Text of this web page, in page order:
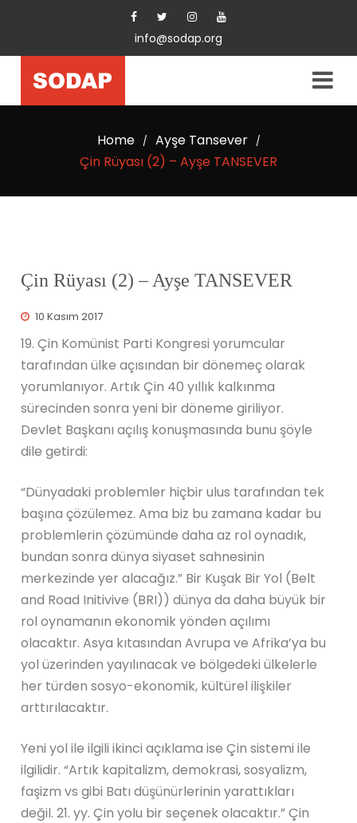
info@sodap.org
Home / Ayşe Tansever /
Çin Rüyası (2) – Ayşe TANSEVER
Çin Rüyası (2) – Ayşe TANSEVER
10 Kasım 2017
19. Çin Komünist Parti Kongresi yorumcular
tarafından ülke açısından bir dönemeç olarak
yorumlanıyor. Artık Çin 40 yıllık kalkınma
sürecinden sonra yeni bir döneme giriliyor.
Devlet Başkanı açılış konuşmasında bunu şöyle
dile getirdi:
“Dünyadaki problemler hiçbir ulus tarafından tek
başına çözülemez. Ama biz bu zamana kadar bu
problemlerin çözümünde daha az rol oynadık,
bundan sonra dünya siyaset sahnesinin
merkezinde yer alacağız.” Bir Kuşak Bir Yol (Belt
and Road Initivive (BRI)) dünya da daha büyük bir
rol oynamanın ekonomik yönden açılımı
olacaktır. Asya kıtasından Avrupa ve Afrika’ya bu
yol üzerinden yayılınacak ve bölgedeki ülkelerle
her türden sosyo-ekonomik, kültürel ilişkiler
arttırılacaktır.
Yeni yol ile ilgili ikinci açıklama ise Çin sistemi ile
ilgilidir. “Artık kapitalizm, demokrasi, sosyalizm,
faşizm vs gibi Batı düşünürlerinin yarattıkları
değil. 21. yy. Çin yolu bir seçenek olacaktır.” Çin